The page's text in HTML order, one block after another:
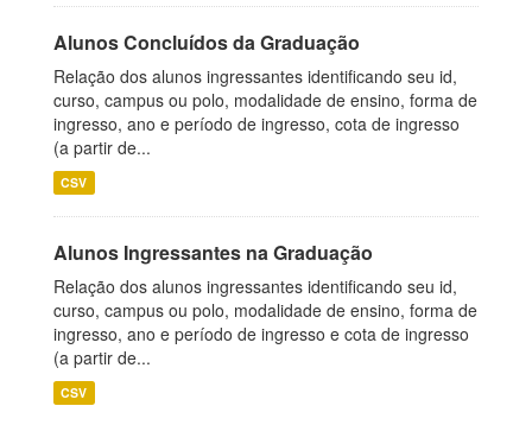
Alunos Concluídos da Graduação
Relação dos alunos ingressantes identificando seu id,
curso, campus ou polo, modalidade de ensino, forma de
ingresso, ano e período de ingresso, cota de ingresso
(a partir de...
CSV
Alunos Ingressantes na Graduação
Relação dos alunos ingressantes identificando seu id,
curso, campus ou polo, modalidade de ensino, forma de
ingresso, ano e período de ingresso e cota de ingresso
(a partir de...
CSV